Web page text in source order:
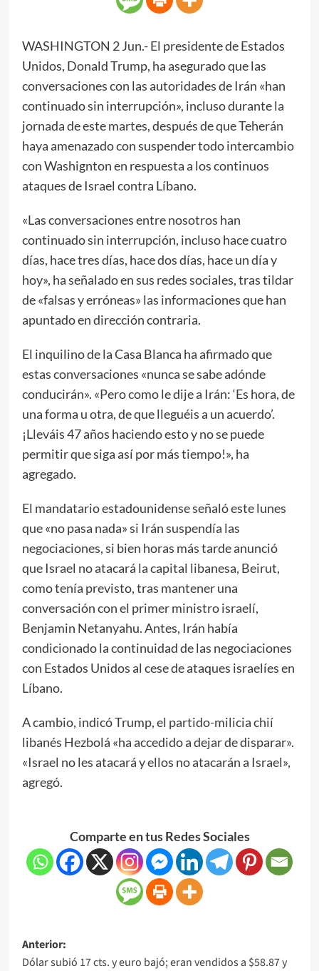
WASHINGTON 2 Jun.- El presidente de Estados
Unidos, Donald Trump, ha asegurado que las
conversaciones con las autoridades de Irán «han
continuado sin interrupción», incluso durante la
jornada de este martes, después de que Teherán
haya amenazado con suspender todo intercambio
con Washignton en respuesta a los continuos
ataques de Israel contra Líbano.
«Las conversaciones entre nosotros han
continuado sin interrupción, incluso hace cuatro
días, hace tres días, hace dos días, hace un día y
hoy», ha señalado en sus redes sociales, tras tildar
de «falsas y erróneas» las informaciones que han
apuntado en dirección contraria.
El inquilino de la Casa Blanca ha afirmado que
estas conversaciones «nunca se sabe adónde
conducirán». «Pero como le dije a Irán: ‘Es hora, de
una forma u otra, de que lleguéis a un acuerdo’.
¡Lleváis 47 años haciendo esto y no se puede
permitir que siga así por más tiempo!», ha
agregado.
El mandatario estadounidense señaló este lunes
que «no pasa nada» si Irán suspendía las
negociaciones, si bien horas más tarde anunció
que Israel no atacará la capital libanesa, Beirut,
como tenía previsto, tras mantener una
conversación con el primer ministro israelí,
Benjamin Netanyahu. Antes, Irán había
condicionado la continuidad de las negociaciones
con Estados Unidos al cese de ataques israelíes en
Líbano.
A cambio, indicó Trump, el partido-milicia chií
libanés Hezbolá «ha accedido a dejar de disparar».
«Israel no les atacará y ellos no atacarán a Israel»,
agregó.
Comparte en tus Redes Sociales
Anterior:
Dólar subió 17 cts. y euro bajó; eran vendidos a $58.87 y